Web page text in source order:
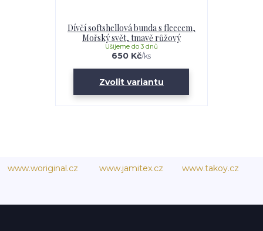
Dívčí softshellová bunda s fleecem,
Mořský svět, tmavě růžový
650 Kč/ks
Ušijeme do 3 dnů
Zvolit variantu
www.woriginal.cz www.jamitex.cz www.takoy.cz